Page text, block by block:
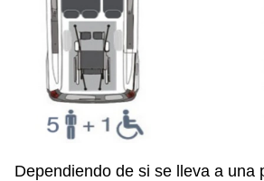
Dependiendo de si se lleva a una